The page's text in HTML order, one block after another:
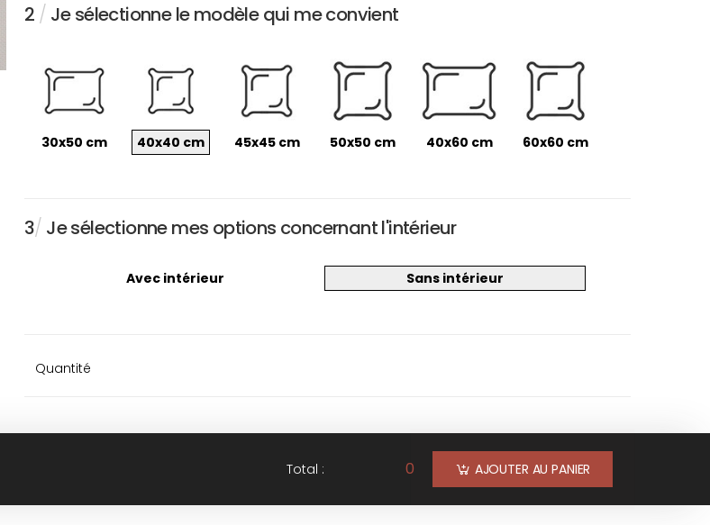
2 / Je sélectionne le modèle qui me convient
30x50 cm 40x40 cm 45x45 cm 50x50 cm 40x60 cm 60x60 cm
3/ Je sélectionne mes options concernant l'intérieur
Avec intérieur Sans intérieur
Quantité
Total : 0 AJOUTER AU PANIER